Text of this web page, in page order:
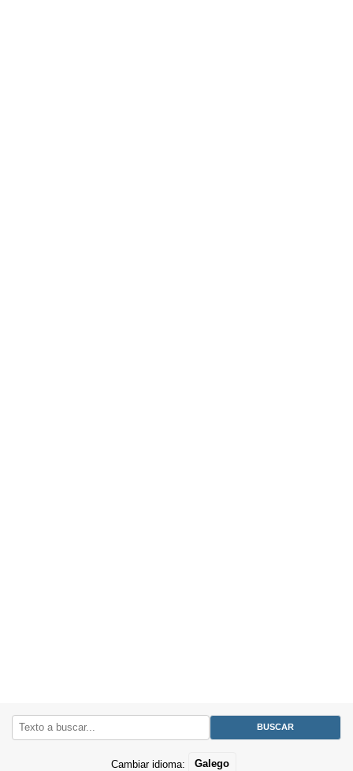
Cambiar idioma: Galego